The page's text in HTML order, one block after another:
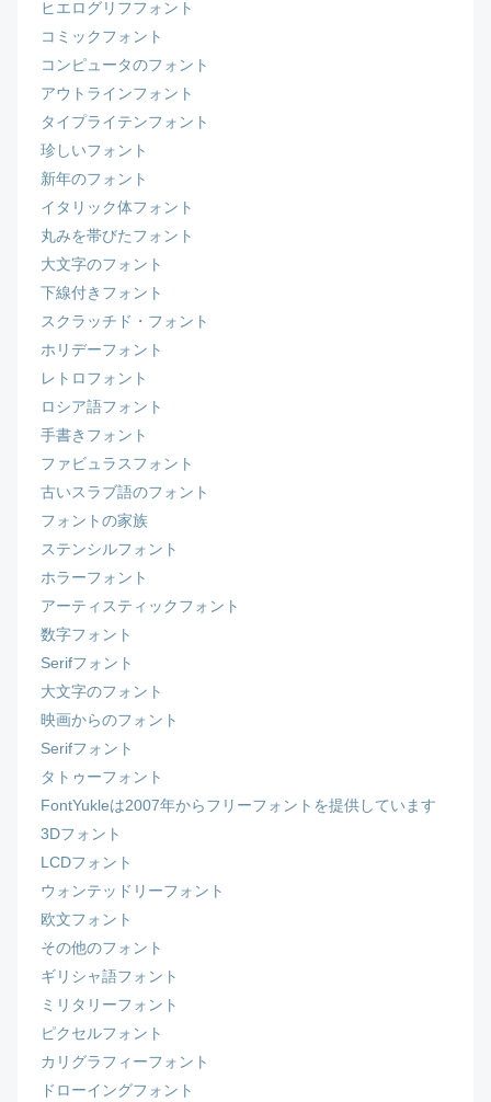
ヒエログリフフォント
コミックフォント
コンピュータのフォント
アウトラインフォント
タイプライテンフォント
珍しいフォント
新年のフォント
イタリック体フォント
丸みを帯びたフォント
大文字のフォント
下線付きフォント
スクラッチド・フォント
ホリデーフォント
レトロフォント
ロシア語フォント
手書きフォント
ファビュラスフォント
古いスラブ語のフォント
フォントの家族
ステンシルフォント
ホラーフォント
アーティスティックフォント
数字フォント
Serifフォント
大文字のフォント
映画からのフォント
Serifフォント
タトゥーフォント
FontYukleは2007年からフリーフォントを提供しています
3Dフォント
LCDフォント
ウォンテッドリーフォント
欧文フォント
その他のフォント
ギリシャ語フォント
ミリタリーフォント
ピクセルフォント
カリグラフィーフォント
ドローイングフォント